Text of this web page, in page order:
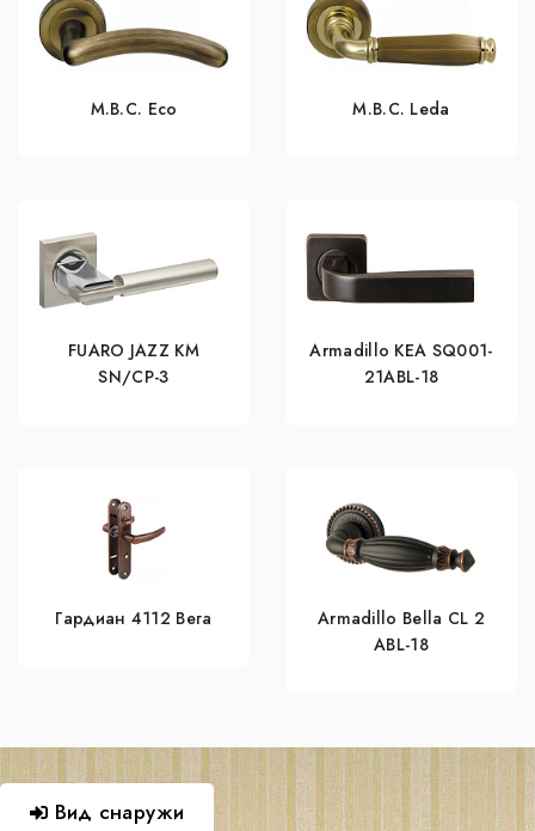
M.B.C. Eco M.B.C. Leda
FUARO JAZZ KM
SN/CP-3
Armadillo KEA SQ001-
21ABL-18
Гардиан 4112 Вега
Armadillo Bella CL 2
ABL-18
Вид снаружи